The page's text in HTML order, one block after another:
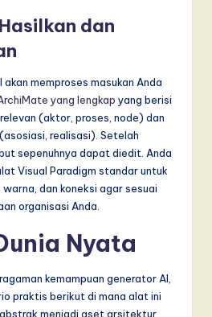
dan
akan memproses masukan Anda
yang lengkap yang berisi
(aktor, proses, node) dan
realisasi). Setelah
sepenuhnya dapat diedit. Anda
Visual Paradigm standar untuk
dan koneksi agar sesuai
organisasi Anda.
Nyata
kemampuan generator AI,
praktis berikut di mana alat ini
menjadi aset arsitektur